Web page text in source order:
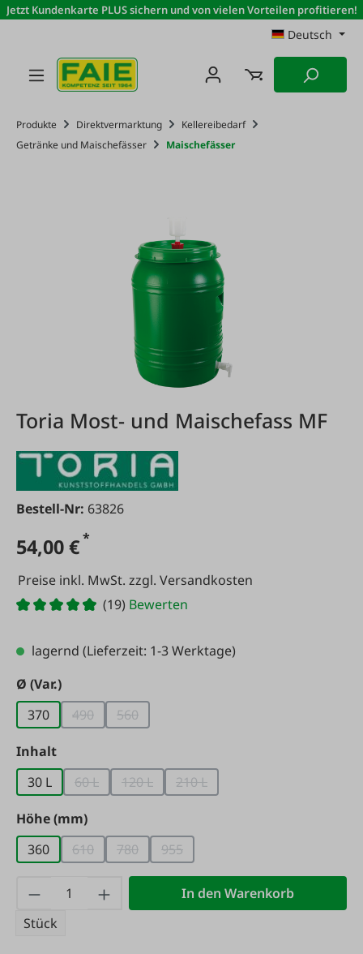
Zum Hauptinhalt springen
Jetzt Kundenkarte PLUS sichern und von vielen Vorteilen profitieren!
Deutsch
Produkte Direktvermarktung
Kellereibedarf
Getränke und Maischefässer
Maischefässer
Toria Most- und Maischefass MF
Bestell-Nr: 63826
54,00 €*
Preise inkl. MwSt. zzgl. Versandkosten
(19) Bewerten
lagernd (Lieferzeit: 1-3 Werktage)
Ø (Var.)auswählen
370
490(Diese Option ist zurzeit nicht verfügbar.)
560(Diese Option ist zurzeit nicht verfügbar.)
Inhaltauswählen
30 L
60 L(Diese Option ist zurzeit nicht verfügbar.)
120 L(Diese Option ist zurzeit nicht verfügbar.)
210 L(Diese Option ist zurzeit nicht
Höhe (mm)auswählen
360
610(Diese Option ist zurzeit nicht verfügbar.)
780(Diese Option ist zurzeit nicht verfügbar.)
955(Diese Option ist zurzeit nicht
Produkt Anzahl: Gib den gewünschten
Stück
In den Warenkorb